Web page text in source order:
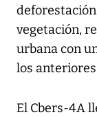
deforestación
vegetación,
urbana con
los
El Cbers-4A